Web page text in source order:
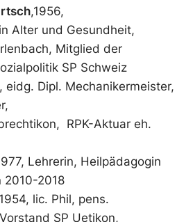
,1956,
Alter und Gesundheit,
Mitglied der
SP Schweiz
eidg. Dipl. Mechanikermeister,
RPK-Aktuar eh.
Lehrerin, Heilpädagogin
2010-2018
lic. Phil, pens.
SP Uetikon,